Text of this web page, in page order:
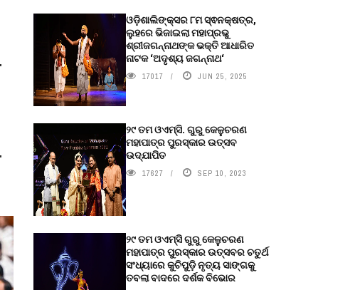
ଓଡ଼ିଶାଲିଙ୍କ୍ସର ୮ମ ସ୍ଵନକ୍ଷତ୍ର,
ଲୁହରେ ଭିଜାଇଲା ମହାପ୍ରଭୁ
ଶ୍ରୀଜଗନ୍ନାଥଙ୍କ ଭକ୍ତି ଆଧାରିତ
ନାଟକ ‘ଅଦୃଶ୍ୟ ଜଗନ୍ନାଥ‘
17017 JUN 25, 2025
୨୯ ତମ ଓଏମ୍‌ସି. ଗୁରୁ କେଳୁଚରଣ
ମହାପାତ୍ର ପୁରସ୍କାର ଉତ୍ସବ
ଉଦ୍‍ଯାପିତ
17627 SEP 10, 2023
୨୯ ତମ ଓଏମ୍‌ସି ଗୁରୁ କେଳୁଚରଣ
ମହାପାତ୍ର ପୁରସ୍କାର ଉତ୍ସବର ଚତୁର୍ଥ
ସଂଧ୍ୟାରେ କୁଚିପୁଡ଼ି ନୃତ୍ୟ ସାଙ୍ଗକୁ
ତବଲା ବାଦରେ ଦର୍ଶକ ବିଭୋର